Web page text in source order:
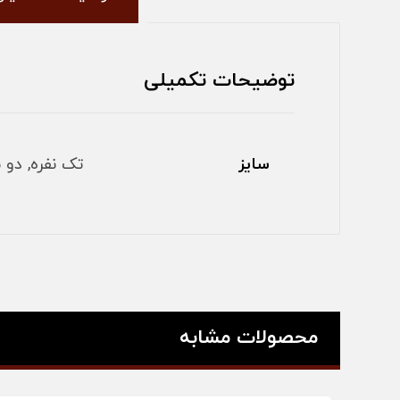
توضیحات تکمیلی
سایز تک نفره, دو
محصولات مشابه